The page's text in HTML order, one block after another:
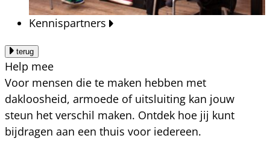
Kennispartners
terug
Help mee
Voor mensen die te maken hebben met
dakloosheid, armoede of uitsluiting kan jouw
steun het verschil maken. Ontdek hoe jij kunt
bijdragen aan een thuis voor iedereen.